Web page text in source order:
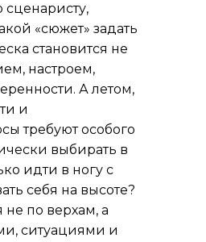
сценаристу,
«сюжет» задать
становится не
настроем,
А летом,
и
требуют особого
выбирать в
идти в ногу с
себя на высоте?
не по верхам, а
ситуациями и